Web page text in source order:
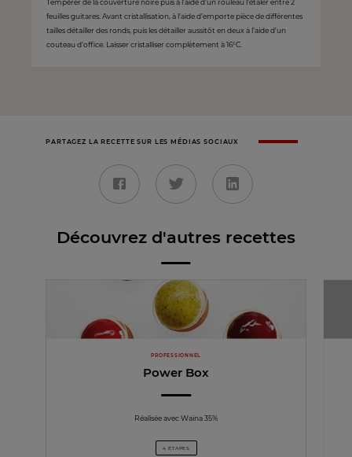
Tempérer de la couverture noire puis à l’aide d’un rouleau l’étaler entre 2
feuilles guitares. Avant cristallisation, à l’aide d’emporte pièce de différentes
tailles détailler des ronds, puis les détailler aussitôt en deux à l’aide d’un
couteau d’office. Laisser cristalliser complètement à 16°C.
PARTAGEZ LA RECETTE SUR LES MÉDIAS SOCIAUX
Découvrez d'autres recettes
PROFESSIONNEL
Power Box
Réalisée avec Waina 35%
4 ÉTAPES